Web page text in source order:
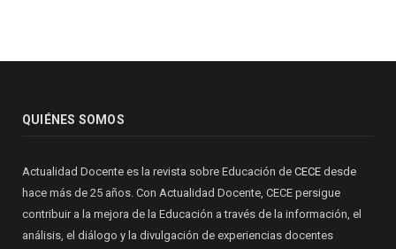
QUIÉNES SOMOS
Actualidad Docente es la revista sobre Educación de CECE desde
hace más de 25 años. Con Actualidad Docente, CECE persigue
contribuir a la mejora de la Educación a través de la información, el
análisis, el diálogo y la divulgación de experiencias docentes